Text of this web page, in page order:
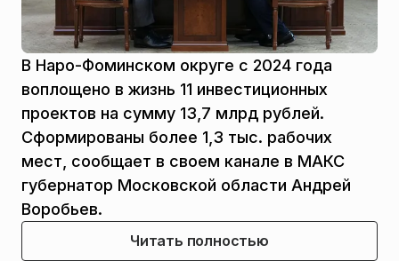
В Наро-Фоминском округе с 2024 года
воплощено в жизнь 11 инвестиционных
проектов на сумму 13,7 млрд рублей.
Сформированы более 1,3 тыс. рабочих
мест, сообщает в своем канале в МАКС
губернатор Московской области Андрей
Воробьев.
Читать полностью